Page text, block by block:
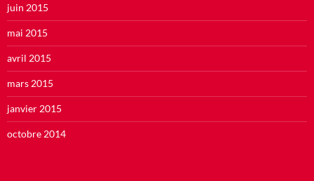
juin 2015
mai 2015
avril 2015
mars 2015
janvier 2015
octobre 2014